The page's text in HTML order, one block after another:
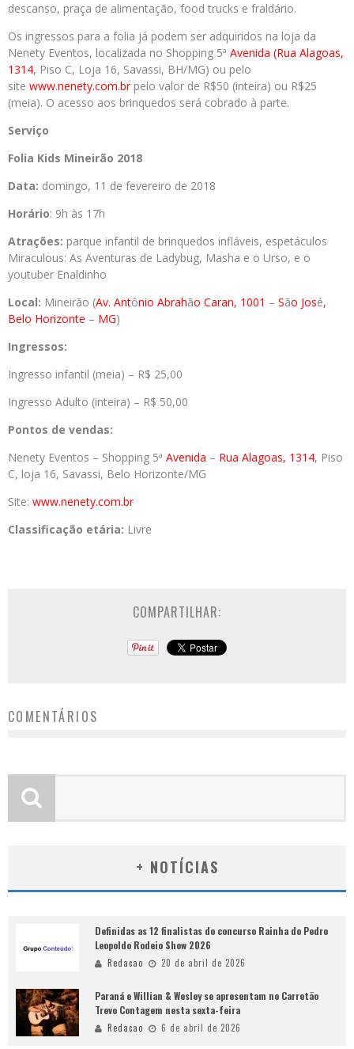
descanso, praça de alimentação, food trucks e fraldário.
Os ingressos para a folia já podem ser adquiridos na loja da
Nenety Eventos, localizada no Shopping 5ª Avenida (Rua Alagoas,
1314, Piso C, Loja 16, Savassi, BH/MG) ou pelo
site www.nenety.com.brpelo valor de R$50 (inteira) ou R$25
(meia). O acesso aos brinquedos será cobrado à parte.
Serviço
Folia Kids Mineirão 2018
Data: domingo, 11 de fevereiro de 2018
Horário: 9h às 17h
Atrações: parque infantil de brinquedos infláveis, espetáculos
Miraculous: As Aventuras de Ladybug, Masha e o Urso, e o
youtuber Enaldinho
Local: Mineirão (Av. Antônio Abrahão Caran, 1001 – São José,
Belo Horizonte – MG)
Ingressos:
Ingresso infantil (meia) – R$ 25,00
Ingresso Adulto (inteira) – R$ 50,00
Pontos de vendas:
Nenety Eventos – Shopping 5ª Avenida – Rua Alagoas, 1314, Piso
C, loja 16, Savassi, Belo Horizonte/MG
Site: www.nenety.com.br
Classificação etária: Livre
COMPARTILHAR:
COMENTÁRIOS
+ NOTÍCIAS
Definidas as 12 finalistas do concurso Rainha do Pedro
Leopoldo Rodeio Show 2026
Redacao 20 de abril de 2026
Paraná e Willian & Wesley se apresentam no Carretão
Trevo Contagem nesta sexta-feira
Redacao 6 de abril de 2026